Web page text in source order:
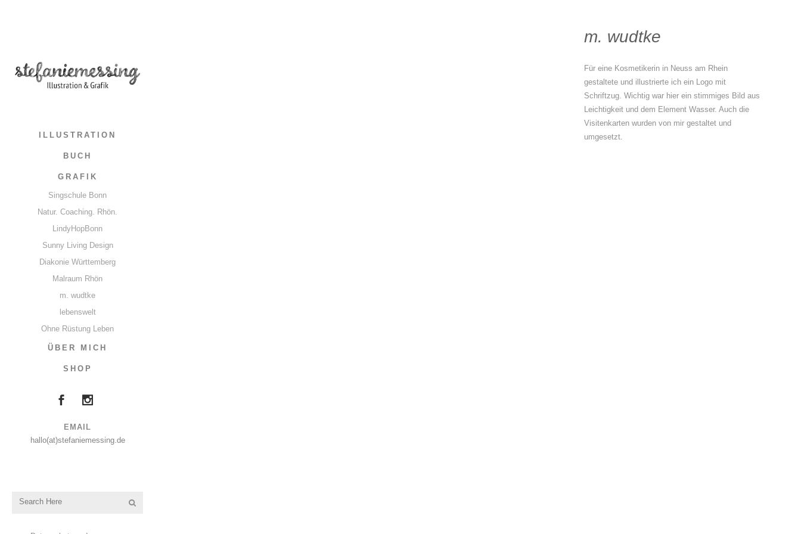
ILLUSTRATION
BUCH
GRAFIK
Singschule Bonn
Natur. Coaching. Rhön.
LindyHopBonn
Sunny Living Design
Diakonie Württemberg
Malraum Rhön
m. wudtke
lebenswelt
Ohne Rüstung Leben
ÜBER MICH
SHOP
EMAIL
hallo(at)stefaniemessing.de
m. wudtke
Für eine Kosmetikerin in Neuss am Rhein
gestaltete und illustrierte ich ein Logo mit
Schriftzug. Wichtig war hier ein stimmiges Bild aus
Leichtigkeit und dem Element Wasser. Auch die
Visitenkarten wurden von mir gestaltet und
umgesetzt.